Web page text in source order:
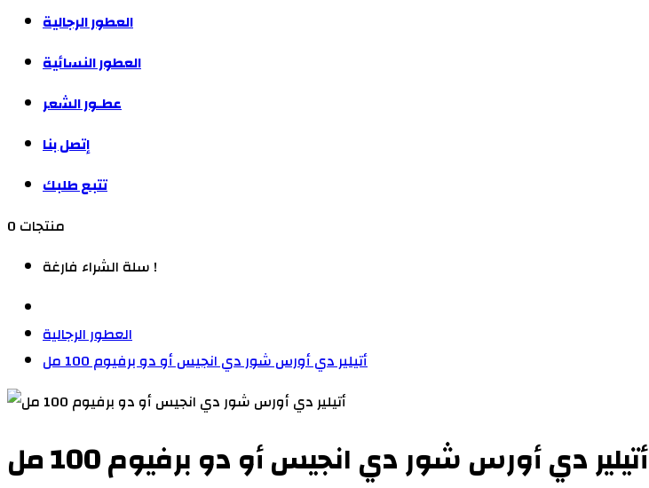
العطور الرجالية
العطور النسائية
عطـور الشعر
إتصل بنا
تتبع طلبك
0 منتجات
سلة الشراء فارغة !
العطور الرجالية
أتيلير دي أورس شور دي انجيس أو دو برفيوم 100 مل
أتيلير دي أورس شور دي انجيس أو دو برفيوم 100 مل